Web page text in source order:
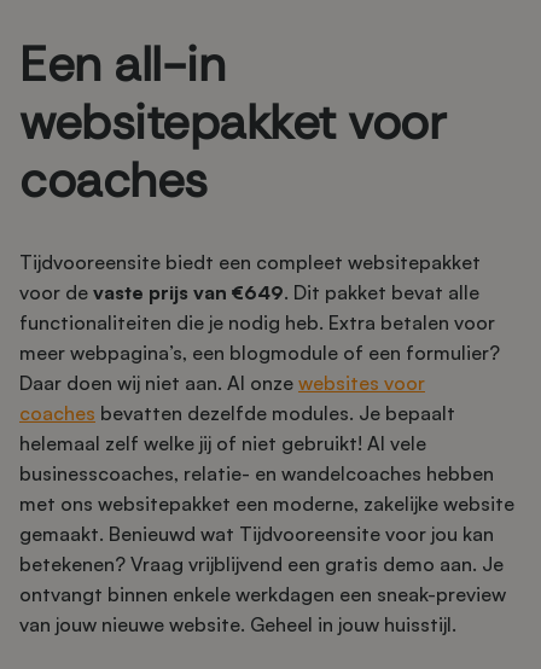
Een all-in
websitepakket voor
coaches
Tijdvooreensite biedt een compleet websitepakket
voor de vaste prijs van €649. Dit pakket bevat alle
functionaliteiten die je nodig heb. Extra betalen voor
meer webpagina’s, een blogmodule of een formulier?
Daar doen wij niet aan. Al onze websites voor
coaches bevatten dezelfde modules. Je bepaalt
helemaal zelf welke jij of niet gebruikt! Al vele
businesscoaches, relatie- en wandelcoaches hebben
met ons websitepakket een moderne, zakelijke website
gemaakt. Benieuwd wat Tijdvooreensite voor jou kan
betekenen? Vraag vrijblijvend een gratis demo aan. Je
ontvangt binnen enkele werkdagen een sneak-preview
van jouw nieuwe website. Geheel in jouw huisstijl.